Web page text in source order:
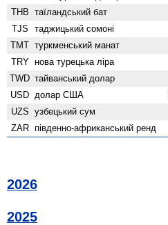
THB
таїландський бат
TJS таджицький сомоні
TMT туркменський манат
TRY нова турецька ліра
TWD тайванський долар
USD долар США
UZS узбецький сум
ZAR південно-африканський ренд
2026
2025